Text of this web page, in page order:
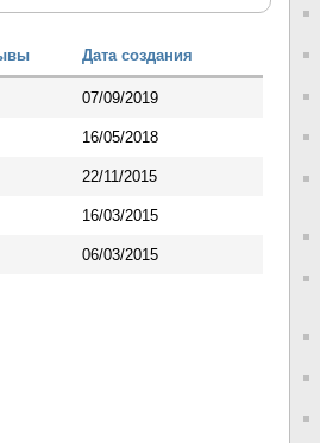
Дата создания
07/09/2019
16/05/2018
22/11/2015
16/03/2015
06/03/2015